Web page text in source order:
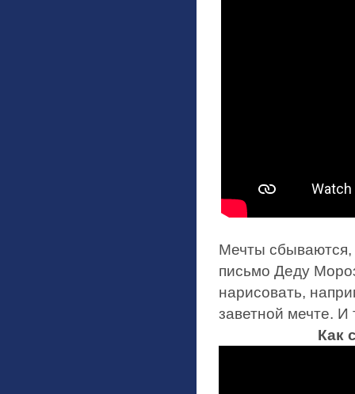
Мечты сбываются,
письмо Деду
нарисовать,
заветной мечте. И
Как